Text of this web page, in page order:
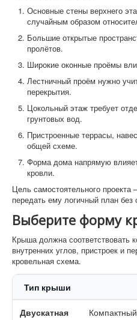
Основные стены верхнего
случайным образом
Большие открытые
пролётов.
Широкие оконные проёмы
Лестничный проём нужно
перекрытия.
Цокольный этаж требует
грунтовых вод.
Пристроенные террасы,
общей схеме.
Форма дома напрямую
кровли.
Цель самостоятельного проекта
передать ему логичный план
Выберите форму
Крыша должна соответствовать
внутренних углов, пристроек и
кровельная схема.
Тип крыши
Двускатная